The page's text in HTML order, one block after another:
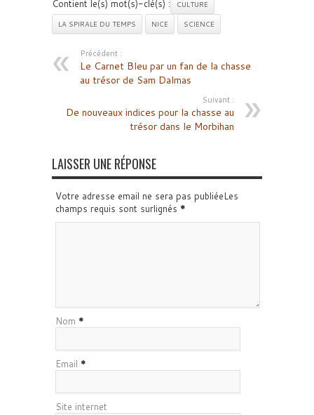
Contient le(s) mot(s)-clé(s) :
CULTURE
LA SPIRALE DU TEMPS
NICE SCIENCE
Précédent :
Le Carnet Bleu par un fan de la chasse
au trésor de Sam Dalmas
Suivant :
De nouveaux indices pour la chasse au
trésor dans le Morbihan
LAISSER UNE RÉPONSE
Votre adresse email ne sera pas publiéeLes
champs requis sont surlignés *
Nom *
Email *
Site internet